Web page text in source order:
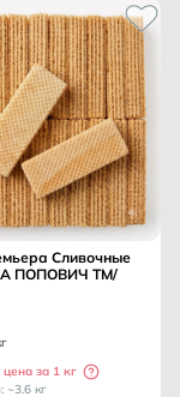
Сливочные
ПОПОВИЧ ТМ/
за 1 кг
~3.6 кг